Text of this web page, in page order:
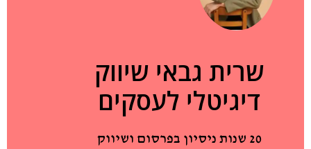
שרית גבאי שיווק
דיגיטלי לעסקים
20 שנות ניסיון בפרסום ושיווק